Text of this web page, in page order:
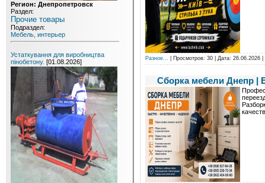
Регион: Днепропетровск
Раздел:
Прочие товары
Подраздел:
Мебель, интерьер
Устаткування для виробництва
пінобетону. [01.08.2026]
Разное... | Просмотров: 30 | Дата: 26.06.2026
Cборка мебели Днeпр |